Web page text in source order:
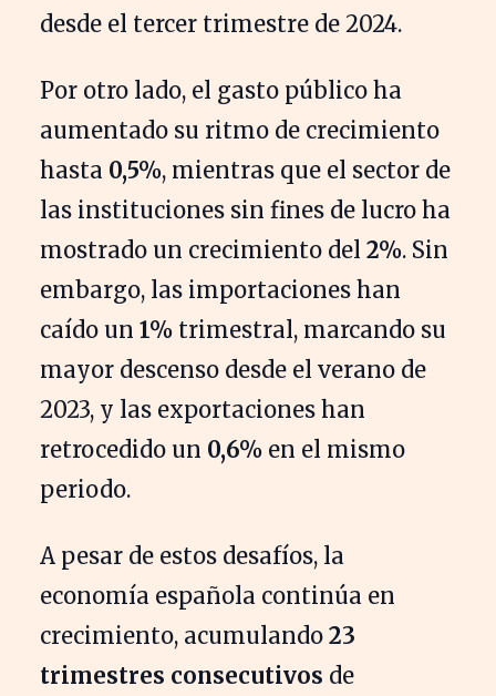
desde el tercer trimestre de 2024.
Por otro lado, el gasto público ha
aumentado su ritmo de crecimiento
hasta 0,5%, mientras que el sector de
las instituciones sin fines de lucro ha
mostrado un crecimiento del 2%. Sin
embargo, las importaciones han
caído un 1% trimestral, marcando su
mayor descenso desde el verano de
2023, y las exportaciones han
retrocedido un 0,6% en el mismo
periodo.
A pesar de estos desafíos, la
economía española continúa en
crecimiento, acumulando 23
trimestres consecutivos de